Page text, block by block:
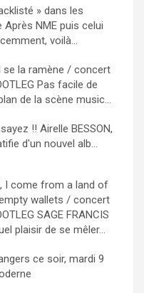
» dans les
Après NME puis celui
voilà...
se la ramène / concert
Pas facile de
de la scène music...
!! Airelle BESSON,
d'un nouvel alb...
I come from a land of
wallets / concert
SAGE FRANCIS
plaisir de se mêler...
ce soir, mardi 9